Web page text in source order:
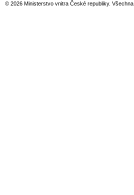
© 2026 Ministerstvo vnitra České republiky.